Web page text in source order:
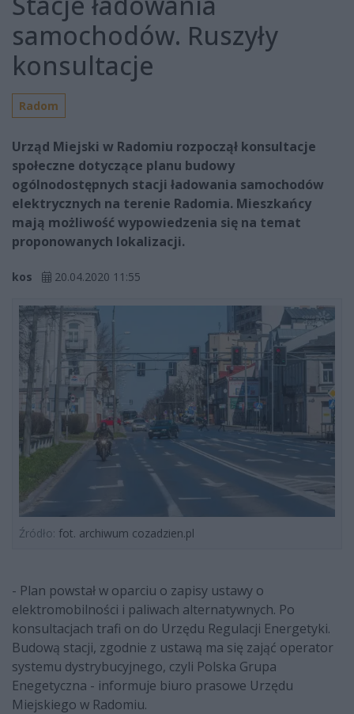
samochodów. Ruszyły
konsultacje
Radom
Urząd Miejski w Radomiu rozpoczął konsultacje
społeczne dotyczące planu budowy
ogólnodostępnych stacji ładowania samochodów
elektrycznych na terenie Radomia. Mieszkańcy
mają możliwość wypowiedzenia się na temat
proponowanych lokalizacji.
kos 20.04.2020 11:55
Źródło: fot. archiwum cozadzien.pl
- Plan powstał w oparciu o zapisy ustawy o
elektromobilności i paliwach alternatywnych. Po
konsultacjach trafi on do Urzędu Regulacji Energetyki.
Budową stacji, zgodnie z ustawą ma się zająć operator
systemu dystrybucyjnego, czyli Polska Grupa
Enegetyczna - informuje biuro prasowe Urzędu
Miejskiego w Radomiu.